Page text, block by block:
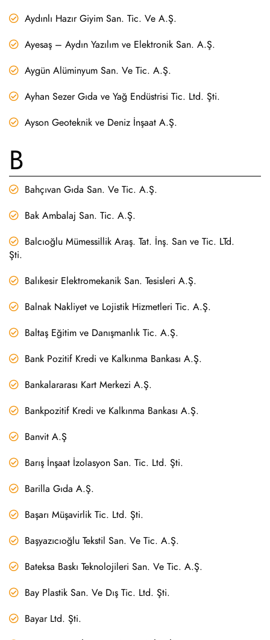
Aydınlı Hazır Giyim San. Tic. Ve A.Ş.
Ayesaş – Aydın Yazılım ve Elektronik San. A.Ş.
Aygün Alüminyum San. Ve Tic. A.Ş.
Ayhan Sezer Gıda ve Yağ Endüstrisi Tic. Ltd. Şti.
Ayson Geoteknik ve Deniz İnşaat A.Ş.
B
Bahçıvan Gıda San. Ve Tic. A.Ş.
Bak Ambalaj San. Tic. A.Ş.
Balcıoğlu Mümessillik Araş. Tat. İnş. San ve Tic. LTd.
Şti.
Balıkesir Elektromekanik San. Tesisleri A.Ş.
Balnak Nakliyet ve Lojistik Hizmetleri Tic. A.Ş.
Baltaş Eğitim ve Danışmanlık Tic. A.Ş.
Bank Pozitif Kredi ve Kalkınma Bankası A.Ş.
Bankalararası Kart Merkezi A.Ş.
Bankpozitif Kredi ve Kalkınma Bankası A.Ş.
Banvit A.Ş
Barış İnşaat İzolasyon San. Tic. Ltd. Şti.
Barilla Gıda A.Ş.
Başarı Müşavirlik Tic. Ltd. Şti.
Başyazıcıoğlu Tekstil San. Ve Tic. A.Ş.
Bateksa Baskı Teknolojileri San. Ve Tic. A.Ş.
Bay Plastik San. Ve Dış Tic. Ltd. Şti.
Bayar Ltd. Şti.